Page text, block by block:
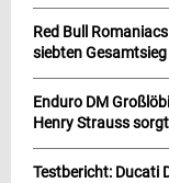
Red Bull
siebten Gesamtsieg
Enduro DM
Henry Strauss
Testbericht: Ducati